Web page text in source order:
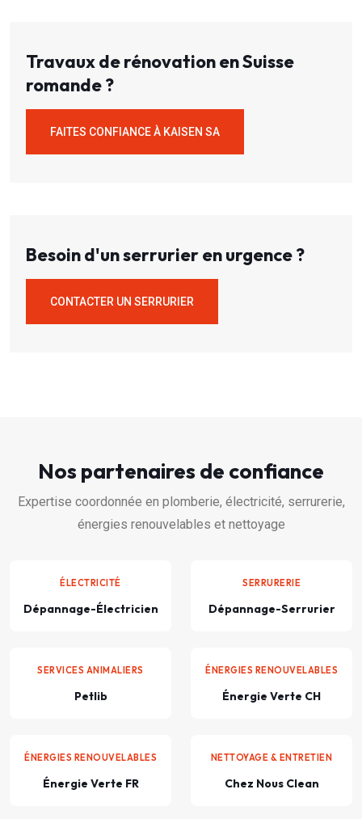
Travaux de rénovation en Suisse
romande ?
FAITES CONFIANCE À KAISEN SA
Besoin d'un serrurier en urgence ?
CONTACTER UN SERRURIER
Nos partenaires de confiance
Expertise coordonnée en plomberie, électricité, serrurerie,
énergies renouvelables et nettoyage
ÉLECTRICITÉ
Dépannage-Électricien
SERRURERIE
Dépannage-Serrurier
SERVICES ANIMALIERS
Petlib
ÉNERGIES RENOUVELABLES
Énergie Verte CH
ÉNERGIES RENOUVELABLES
Énergie Verte FR
NETTOYAGE & ENTRETIEN
Chez Nous Clean